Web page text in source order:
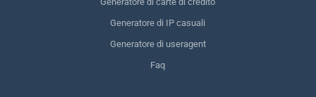
Generatore di IP casuali
Generatore di useragent
Faq